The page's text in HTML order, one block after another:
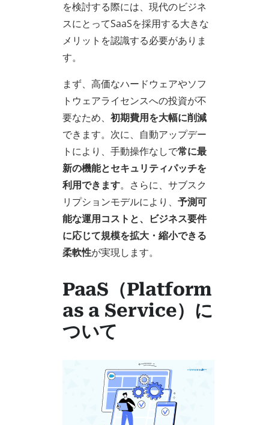
を検討する際には、現代のビジネ
スにとってSaaSを採用する大きな
メリットを認識する必要がありま
す。
まず、高価なハードウェアやソフ
トウェアライセンスへの投資が不
要なため、 初期費用を大幅に削減
できます。次に、自動アップデー
トにより、手動操作なしで常に最
新の機能とセキュリティパッチを
利用できます。さらに、サブスク
リプションモデルにより、 予測可
能な運用コストと、ビジネス要件
に応じて規模を拡大・縮小できる
柔軟性が実現します。
PaaS（Platform
as a Service）に
ついて